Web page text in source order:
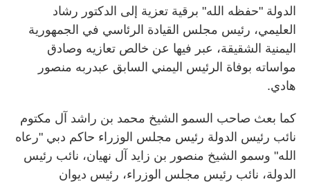
الدولة "حفظه الله" برقية تعزية إلى الدكتور رشاد
العليمي، رئيس مجلس القيادة الرئاسي في الجمهورية
اليمنية الشقيقة، عبر فيها عن خالص تعازيه وصادق
مواساته بوفاة الرئيس اليمني السابق عبدربه منصور
هادي.
كما بعث صاحب السمو الشيخ محمد بن راشد آل مكتوم
نائب رئيس الدولة رئيس مجلس الوزراء حاكم دبي "رعاه
الله" وسمو الشيخ منصور بن زايد آل نهيان، نائب رئيس
الدولة، نائب رئيس مجلس الوزراء، رئيس ديوان